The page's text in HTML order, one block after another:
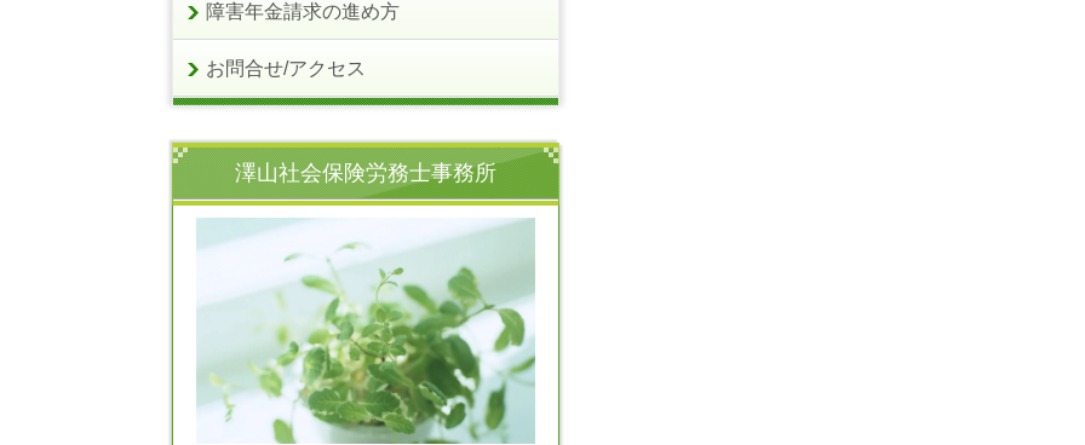
障害年金請求の進め方
お問合せ/アクセス
澤山社会保険労務士事務所